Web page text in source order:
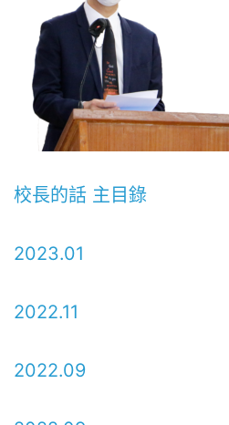
校長的話 主目錄
2023.01
2022.11
2022.09